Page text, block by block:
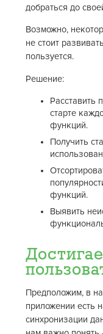
добраться до
Возможно,
не стоит
пользуется.
Решение:
Расставить
старте
функций.
Получить
функций.
Выявить
Предположим, в
приложении есть
синхронизации